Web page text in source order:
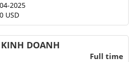
2025
USD
DOANH
Full time